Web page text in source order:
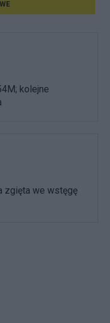
kolejne
zgięta we wstęgę